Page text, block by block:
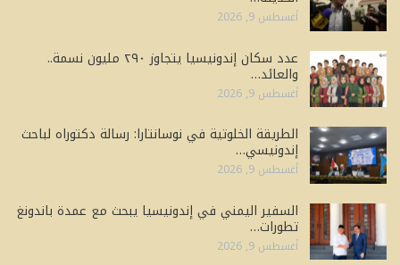
أغسطس 9, 2026
عدد سكان إندونيسيا يتجاوز ٢٩٠ مليون نسمة..
والعائد…
أغسطس 9, 2026
الطريقة الخلوتية في نوسانتارا: رسالة دكتوراه لباحث
إندونيسي…
أغسطس 9, 2026
السفير اليمني في إندونيسيا يبحث مع عمدة باندونغ
تطورات…
أغسطس 9, 2026